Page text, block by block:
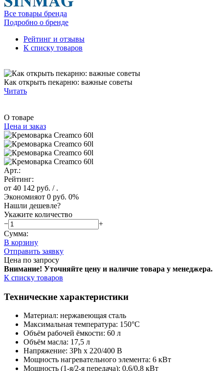
Все товары бренда
Подробно о бренде
Рейтинг и отзывы
К списку товаров
Как открыть пекарню: важные советы
Читать
О товаре
Цена и заказ
Арт.:
Рейтинг:
от 40 142 руб. / .
Экономияот 0 руб. 0%
Нашли дешевле?
Укажите количество
−
+
Сумма:
В корзину
Отправить заявку
Цена по запросу
Внимание! Уточняйте цену и наличие товара у менеджера.
К списку товаров
Технические характеристики
Материал: нержавеющая сталь
Максимальная температура: 150°C
Объём рабочей ёмкости: 60 л
Объём масла: 17,5 л
Напряжение: 3Ph x 220/400 В
Мощность нагревательного элемента: 6 кВт
Мощность (1-я/2-я передача): 0,6/0,8 кВт